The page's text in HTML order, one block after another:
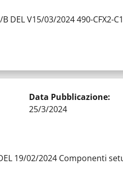
B DEL V15/03/2024 490-
Data Pubblicazione:
25/3/2024
19/02/2024 Componenti